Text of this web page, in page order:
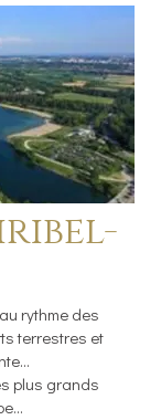
rythme des
terrestres et
plus grands